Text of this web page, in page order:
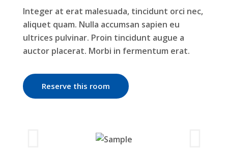
Integer at erat malesuada, tincidunt orci nec,
aliquet quam. Nulla accumsan sapien eu
ultrices pulvinar. Proin tincidunt augue a
auctor placerat. Morbi in fermentum erat.
Reserve this room